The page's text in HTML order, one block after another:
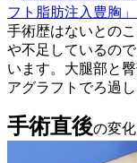
手術歴はないとの
や不足しているの
います。大腿部と
アグラフトでろ過し
手術直後の変化